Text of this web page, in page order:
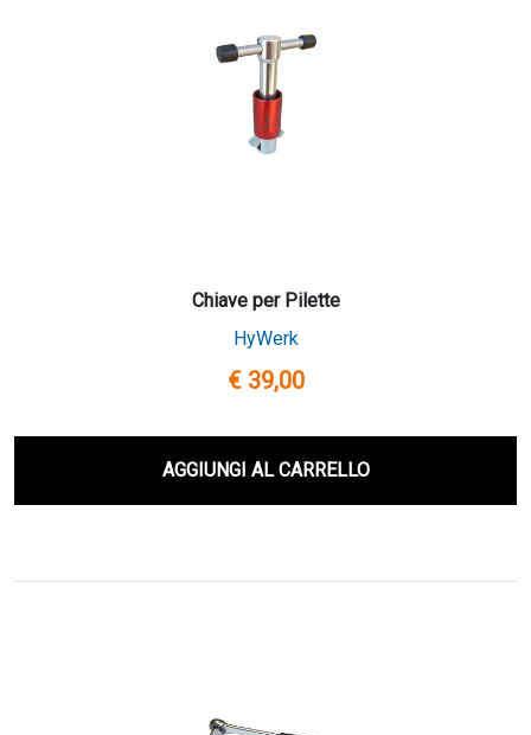
Chiave per Pilette
HyWerk
€ 39,00
AGGIUNGI AL CARRELLO